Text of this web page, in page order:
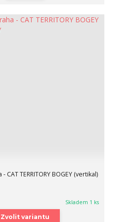
CAT TERRITORY BOGEY (vertikal)
Skladem 1 ks
Zvolit variantu